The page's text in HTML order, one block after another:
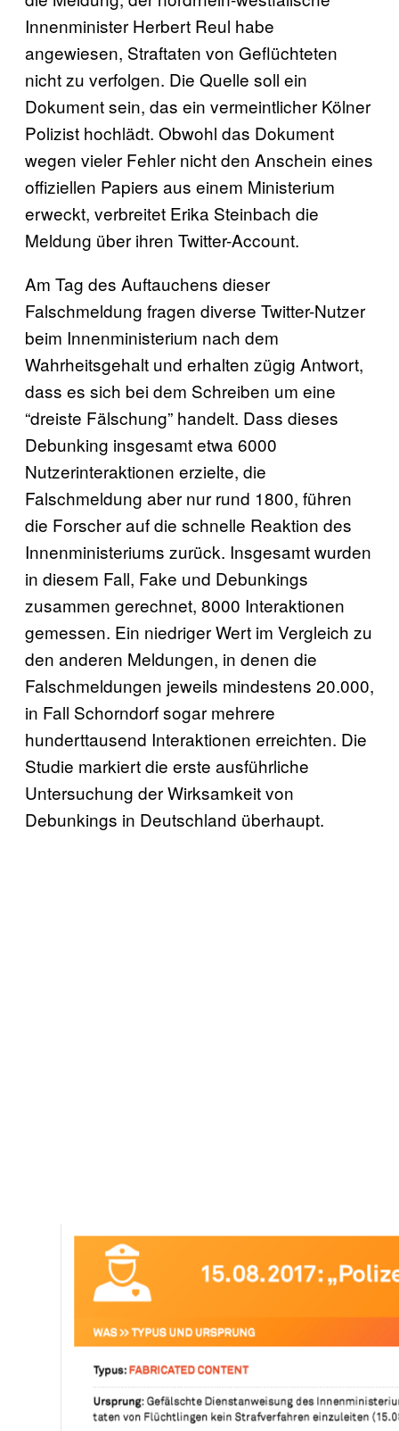
Innenminister Herbert Reul habe
angewiesen, Straftaten von Geflüchteten
nicht zu verfolgen. Die Quelle soll ein
Dokument sein, das ein vermeintlicher Kölner
Polizist hochlädt. Obwohl das Dokument
wegen vieler Fehler nicht den Anschein eines
offiziellen Papiers aus einem Ministerium
erweckt, verbreitet Erika Steinbach die
Meldung über ihren Twitter-Account.
Am Tag des Auftauchens dieser
Falschmeldung fragen diverse Twitter-Nutzer
beim Innenministerium nach dem
Wahrheitsgehalt und erhalten zügig Antwort,
dass es sich bei dem Schreiben um eine
“dreiste Fälschung” handelt. Dass dieses
Debunking insgesamt etwa 6000
Nutzerinteraktionen erzielte, die
Falschmeldung aber nur rund 1800, führen
die Forscher auf die schnelle Reaktion des
Innenministeriums zurück. Insgesamt wurden
in diesem Fall, Fake und Debunkings
zusammen gerechnet, 8000 Interaktionen
gemessen. Ein niedriger Wert im Vergleich zu
den anderen Meldungen, in denen die
Falschmeldungen jeweils mindestens 20.000,
in Fall Schorndorf sogar mehrere
hunderttausend Interaktionen erreichten. Die
Studie markiert die erste ausführliche
Untersuchung der Wirksamkeit von
Debunkings in Deutschland überhaupt.